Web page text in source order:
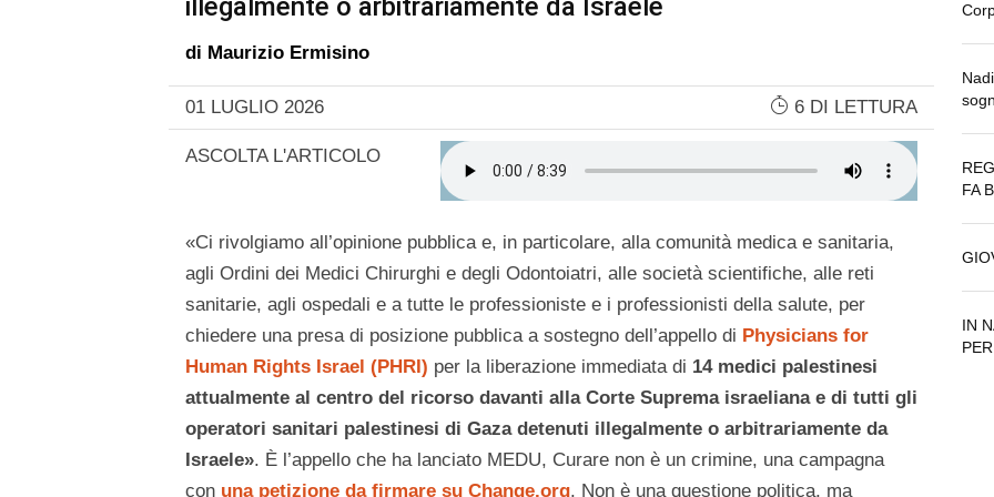
illegalmente o arbitrariamente da Israele
di Maurizio Ermisino
01 LUGLIO 2026 6 DI LETTURA
ASCOLTA L'ARTICOLO
«Ci rivolgiamo all’opinione pubblica e, in particolare, alla comunità medica e sanitaria,
agli Ordini dei Medici Chirurghi e degli Odontoiatri, alle società scientifiche, alle reti
sanitarie, agli ospedali e a tutte le professioniste e i professionisti della salute, per
chiedere una presa di posizione pubblica a sostegno dell’appello di Physicians for
Human Rights Israel (PHRI) per la liberazione immediata di 14 medici palestinesi
attualmente al centro del ricorso davanti alla Corte Suprema israeliana e di tutti gli
operatori sanitari palestinesi di Gaza detenuti illegalmente o arbitrariamente da
Israele». È l’appello che ha lanciato MEDU, Curare non è un crimine, una campagna
con una petizione da firmare su Change.org. Non è una questione politica, ma
FA
IN